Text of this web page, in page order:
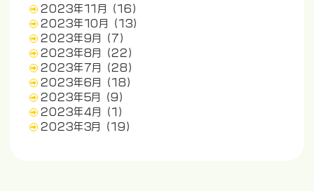
2023年11月
(16)
2023年10月
(13)
2023年9月
(7)
2023年8月
(22)
2023年7月
(28)
2023年6月
(18)
2023年5月
(9)
2023年4月
(1)
2023年3月
(19)